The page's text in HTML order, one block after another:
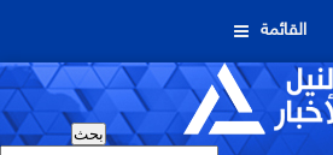
القائمة